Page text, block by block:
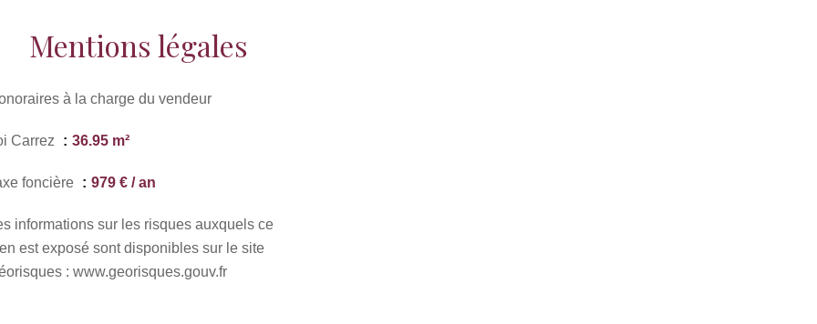
Mentions légales
à la charge du vendeur
Carrez 36.95 m²
foncière 979 € / an
informations sur les risques auxquels ce
est exposé sont disponibles sur le site
: www.georisques.gouv.fr